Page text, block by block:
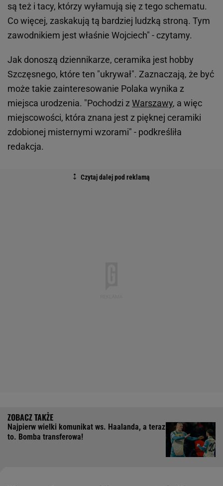
są też i tacy, którzy wyłamują się z tego schematu.
Co więcej, zaskakują tą bardziej ludzką stroną. Tym
zawodnikiem jest właśnie Wojciech" - czytamy.
Jak donoszą dziennikarze, ceramika jest hobby
Szczęsnego, które ten "ukrywał". Zaznaczają, że być
może takie zainteresowanie Polaka wynika z
miejsca urodzenia. "Pochodzi z Warszawy, a więc
miejscowości, która znana jest z pięknej ceramiki
zdobionej misternymi wzorami" - podkreśliła
redakcja.
Najpierw wielki komunikat ws. Haalanda, a teraz
to. Bomba transferowa!